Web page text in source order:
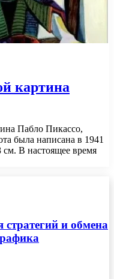
картина
Пабло Пикассо,
была написана в 1941
см. В настоящее время
стратегий и обмена